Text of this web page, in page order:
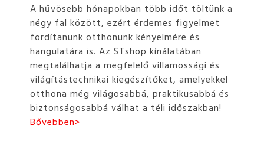
A hűvösebb hónapokban több időt töltünk a
négy fal között, ezért érdemes figyelmet
fordítanunk otthonunk kényelmére és
hangulatára is. Az STshop kínálatában
megtalálhatja a megfelelő villamossági és
világítástechnikai kiegészítőket, amelyekkel
otthona még világosabbá, praktikusabbá és
biztonságosabbá válhat a téli időszakban!
Bővebben>